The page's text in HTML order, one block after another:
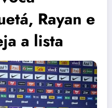
Rayan e
a lista